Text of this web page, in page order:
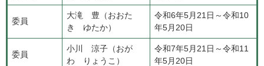
委員
大滝 豊（おおた
き ゆたか）
令和6年5月21日～令和10
年5月20日
委員
小川 涼子（おが
わ りょうこ）
令和7年5月21日～令和11
年5月20日